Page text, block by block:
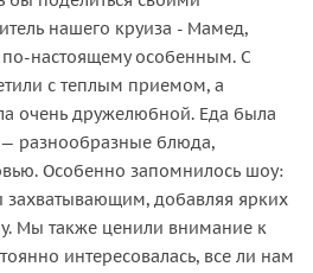
нашего круиза - Мамед,
по-настоящему особенным. С
с теплым приемом, а
очень дружелюбной. Еда была
— разнообразные блюда,
Особенно запомнилось шоу:
добавляя ярких
Мы также ценили внимание к
интересовалась, все ли нам